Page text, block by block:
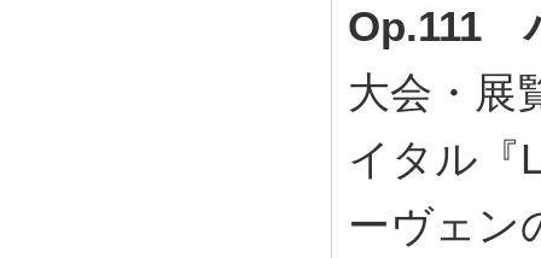
Op.111
大会・展
イタル『
ーヴェン